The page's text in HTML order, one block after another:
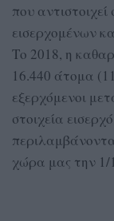
που
εισερχομένων
Το 2018, η
16.440 άτομα
εξερχόμενοι
στοιχεία
χώρα μας την 1/